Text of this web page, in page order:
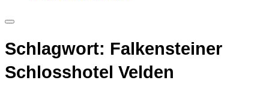
Seitenleiste
Navigation
umschalten
Schlagwort: Falkensteiner
Schlosshotel Velden